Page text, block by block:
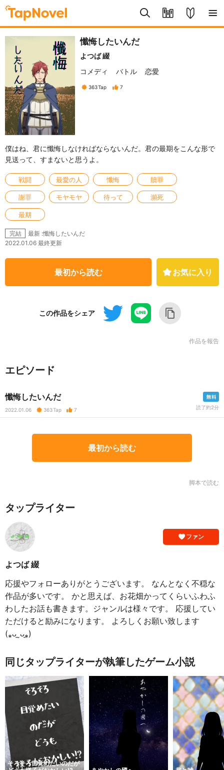
懺悔したいんだ
よつば 綴
コメディ
バトル 恋愛
363Tap 7
僕はね、君に懺悔しなければならないんだ。君の最期をこんな形で
見送って、すまないと思うよ。
戦闘 最愛の人 懺悔 贖罪
謝罪 モヤモヤ 待って 瀕死
最期
完結
最新 :懺悔したいんだ
2022.01.06 最終更新
最初から読む お気に入り
この作品をシェア
作品を報告
エピソード
懺悔したいんだ
2022.01.06 363Tap 7 読了約2分
最初から読む
脚本で読む
タップライター
ファン
よつば 綴
応援やフォローありがとうございます。 なんとなく不穏な
作品が多いです。 かと思えば、お花畑かってくらいふわふ
わしたお話も書きます。ジャンルは様々です。 応援してい
ただけると励みになります。 よろしくお願い致します
(⁎ᴗ͈ˬᴗ͈⁎)
同じタップライターが執筆したゲーム小説
そろそろ目覚めたいのだが